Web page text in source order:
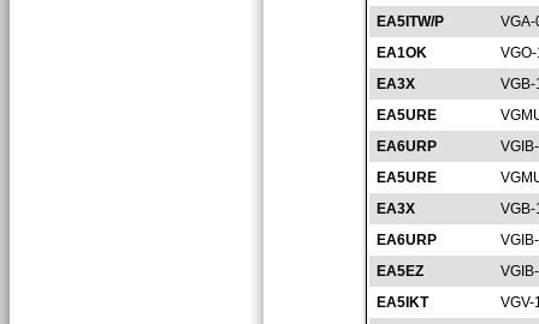
EA5ITW/P
EA1OK
EA3X
EA5URE
EA6URP
EA5URE
EA3X
EA6URP
EA5EZ
EA5IKT
VGV-